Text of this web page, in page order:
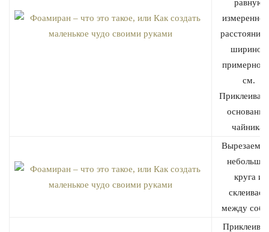
равную
шириной
примерно
см.
чайника.
Вырезаем
круга и
склеиваем
между